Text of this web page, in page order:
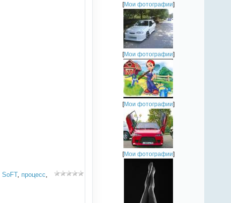
SoFT, процесс,
[Мои фотографии]
[Мои фотографии]
[Мои фотографии]
[Мои фотографии]